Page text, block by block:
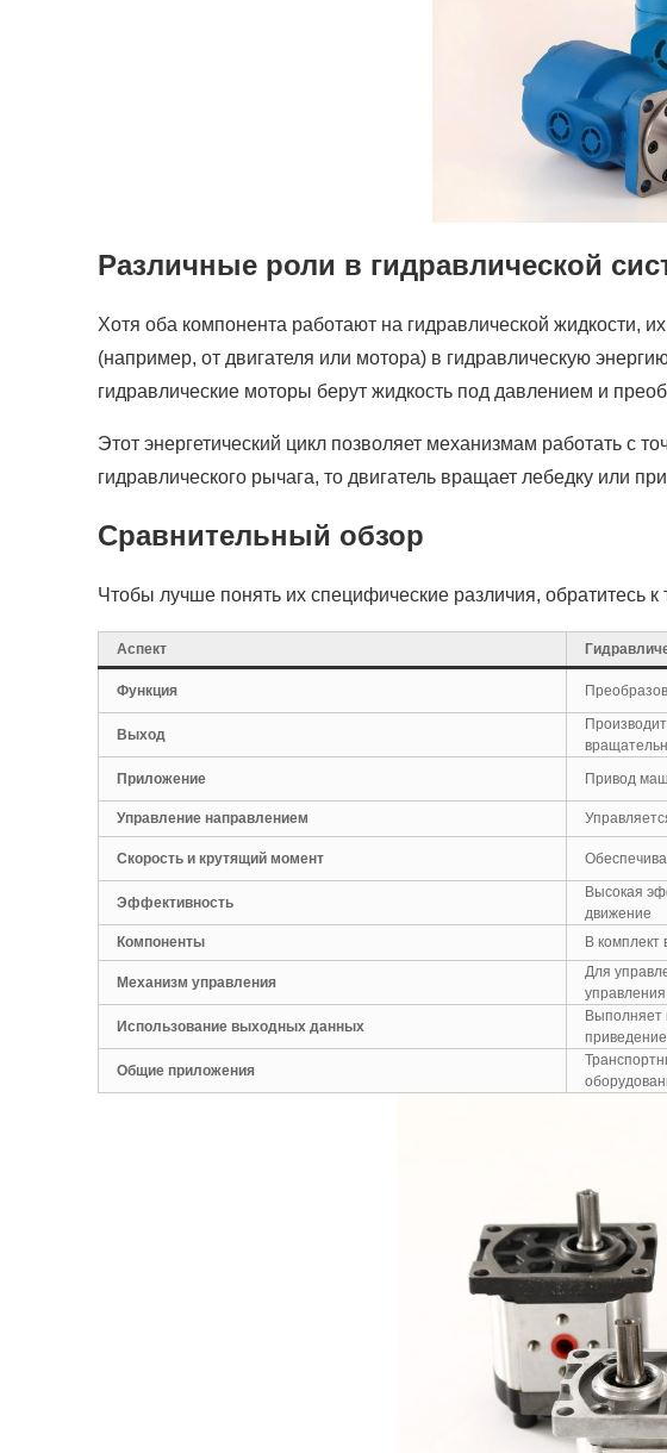
Различные роли в гидравлической
Хотя оба компонента работают на гидравлической жидкости,
(например, от двигателя или мотора) в гидравлическую
гидравлические моторы берут жидкость под давлением и
Этот энергетический цикл позволяет механизмам работать с
гидравлического рычага, то двигатель вращает лебедку или
Сравнительный обзор
Чтобы лучше понять их специфические различия, обратитесь к
Аспект
Функция
Выход
Приложение
Привод
Управление направлением
Скорость и крутящий момент
Эффективность
Высокая
движение
Компоненты
В
Механизм управления
Для
Использование выходных данных
Выполняет
Общие приложения